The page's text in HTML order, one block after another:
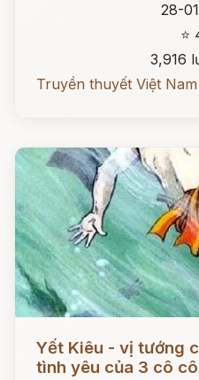
28-
⭐
3,916
Truyền thuyết Việt Nam
Đọc ngay
Yết Kiêu - vị tướng
tình yêu của 3 cô